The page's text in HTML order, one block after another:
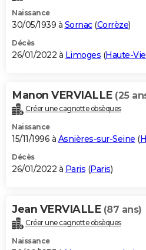
Naissance
30/05/1939 à Sornac(Corrèze)
Décès
26/01/2022 à Limoges (Haute-
Manon VERVIALLE (25
Créer une cagnotte obsèques
Naissance
15/11/1996 à Asnières-sur-Seine (
Décès
26/01/2022 à Paris (Paris)
Jean VERVIALLE (87 ans)
Créer une cagnotte obsèques
Naissance